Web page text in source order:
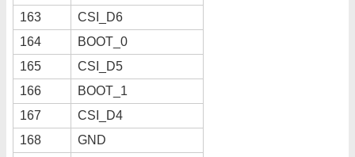
163
CSI_D6
164
BOOT_0
165
CSI_D5
166
BOOT_1
167
CSI_D4
168
GND